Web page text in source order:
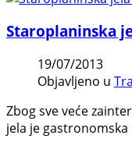
Staroplaninska
19/07/2013
Objavljeno u
Zbog sve veće
jela je